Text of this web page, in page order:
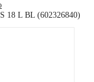
18 L BL (602326840)